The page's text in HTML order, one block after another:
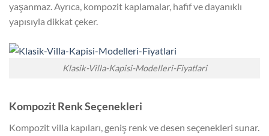
yaşanmaz. Ayrıca, kompozit kaplamalar, hafif ve dayanıklı
yapısıyla dikkat çeker.
Klasik-Villa-Kapisi-Modelleri-Fiyatlari
Kompozit Renk Seçenekleri
Kompozit villa kapıları, geniş renk ve desen seçenekleri sunar.